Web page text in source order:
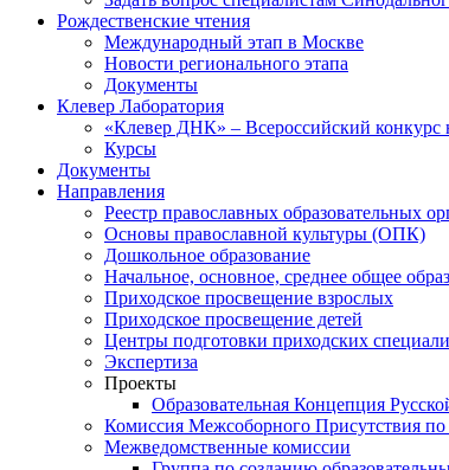
Рождественские чтения
Международный этап в Москве
Новости регионального этапа
Документы
Клевер Лаборатория
«Клевер ДНК» – Всероссийский конкурс
Курсы
Документы
Направления
Реестр православных образовательных
Основы православной культуры (ОПК)
Дошкольное образование
Начальное, основное, среднее общее
Приходское просвещение взрослых
Приходское просвещение детей
Центры подготовки приходских
Экспертиза
Проекты
Образовательная Концепция
Комиссия Межсоборного Присутствия
Межведомственные комиссии